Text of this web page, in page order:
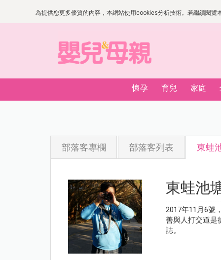
為提供您更多優質的內容，本網站使用cookies分析技術。若繼續閱
懷孕 育兒 家庭
部落客專欄 部落客列表 東蛙
東蛙池
2017年11月6號
善與人打交道是
誌。